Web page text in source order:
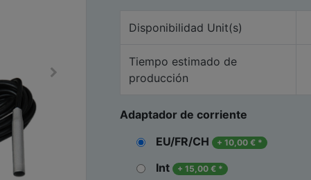
Disponibilidad Unit(s)
Tiempo estimado de
producción
Adaptador de corriente
EU/FR/CH
+10,00 € *
Int +15,00 € *